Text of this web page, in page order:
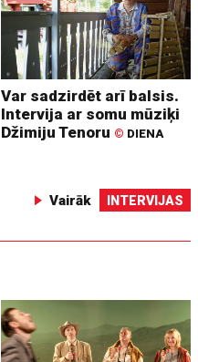
Var sadzirdēt arī balsis.
Intervija ar somu mūziķi
Džimiju Tenoru © DIENA
Vairāk INTERVIJAS